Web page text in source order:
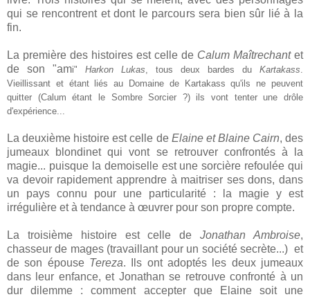
qui se rencontrent et dont le parcours sera bien sûr lié à la
fin.
La première des histoires est celle de Calum Maîtrechantet
de son "ami" Harkon Lukas , tous deux bardes du Kartakass
Vieillissant et étant liés au Domaine de Kartakass qu'ils ne peuvent
quitter (Calum étant le Sombre Sorcier ?) ils vont tenter une drôle
d'expérience...
La deuxième histoire est celle de Elaine et Blaine Cairn, des
jumeaux blondinet qui vont se retrouver confrontés à la
magie... puisque la demoiselle est une sorcière refoulée qui
va devoir rapidement apprendre à maitriser ses dons, dans
un pays connu pour une particularité : la magie y est
irrégulière et à tendance à œuvrer pour son propre compte.
La troisième histoire est celle deJonathan Ambroise,
chasseur de mages (travaillant pour un société secrète...) et
de son épouse Tereza. Ils ont adoptés les deux jumeaux
dans leur enfance, et Jonathan se retrouve confronté à un
dur dilemme : comment accepter que Elaine soit une